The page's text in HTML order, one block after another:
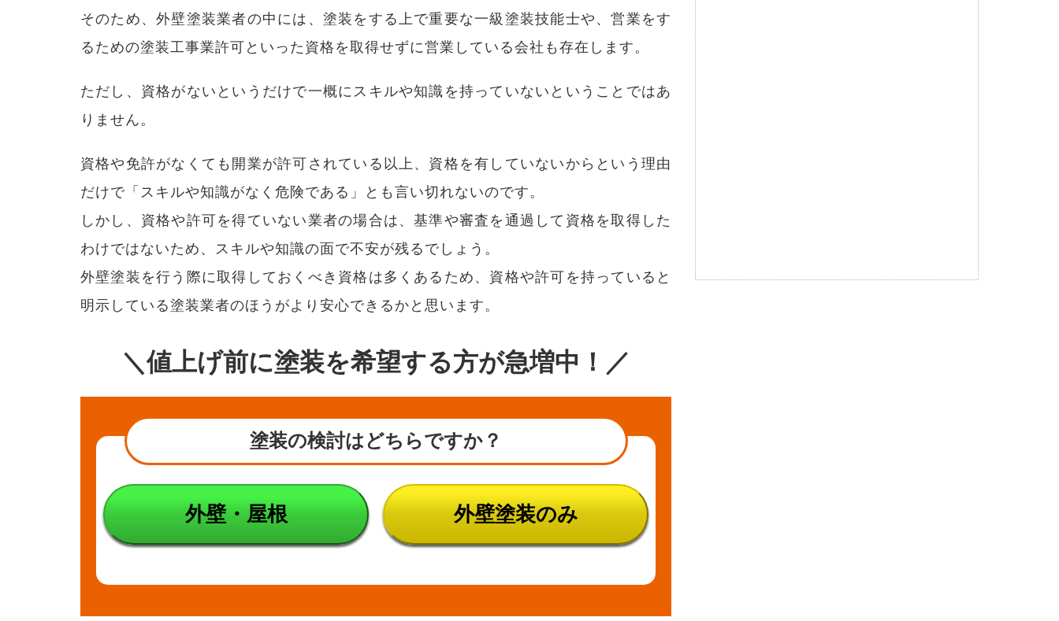
持っ
る業
2.1
塗装
業許
は
工事
得に
な資
可は
した
準の
1つ
にな
そのため、外壁塗装業者の中には、塗装をする上で重要な一級塗装技能士や、営業をす
るための塗装工事業許可といった資格を取得せずに営業している会社も存在します。
ただし、資格がないというだけで一概にスキルや知識を持っていないということではあ
りません。
資格や免許がなくても開業が許可されている以上、資格を有していないからという理由
だけで「スキルや知識がなく危険である」とも言い切れないのです。
しかし、資格や許可を得ていない業者の場合は、基準や審査を通過して資格を取得した
わけではないため、スキルや知識の面で不安が残るでしょう。
外壁塗装を行う際に取得しておくべき資格は多くあるため、資格や許可を持っていると
明示している塗装業者のほうがより安心できるかと思います。
＼値上げ前に塗装を希望する方が急増中！／
塗装の検討はどちらですか？
外壁・屋根 外壁塗装のみ